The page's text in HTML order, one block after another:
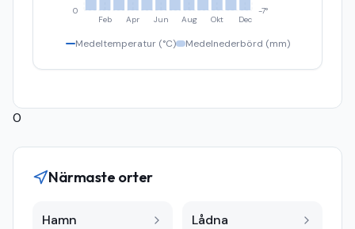
Feb Apr Jun Aug Okt Dec
0 -7°
Medeltemperatur (°C) Medelnederbörd (mm)
0
Närmaste orter
Hamn Lådna